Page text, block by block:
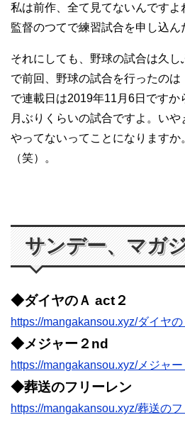
私は前作、全て見てないんです
監督のつてで練習試合を申し込ん
それにしても、野球の試合は久
で前回、野球の試合を行ったの
で連載日は2019年11月6日ですか
月ぶりくらいの試合ですよ。い
やってないってことになりますか
（笑）。
サンデー、マガ
◆ダイヤのＡ act２
https://mangakansou.xyz/ダイヤの
◆メジャー２nd
https://mangakansou.xyz/メジャー
◆葬送のフリーレン
https://mangakansou.xyz/葬送の